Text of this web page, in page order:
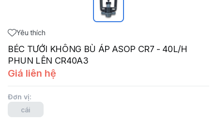
Yêu thích
BÉC TƯỚI KHÔNG BÙ ÁP ASOP CR7 - 40L/H
PHUN LÊN CR40A3
Giá liên hệ
Đơn vị:
cái